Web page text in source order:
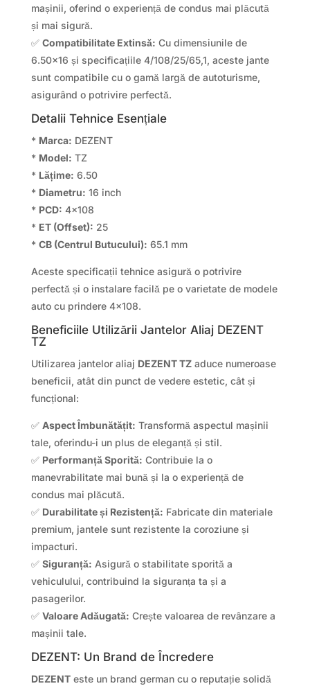
mașinii, oferind o experiență de condus mai plăcută
și mai sigură.
✅ Compatibilitate Extinsă: Cu dimensiunile de
6.50×16 și specificațiile 4/108/25/65,1, aceste jante
sunt compatibile cu o gamă largă de autoturisme,
asigurând o potrivire perfectă.
Detalii Tehnice Esențiale
* Marca: DEZENT
* Model: TZ
* Lățime: 6.50
* Diametru: 16 inch
* PCD: 4×108
* ET (Offset): 25
* CB (Centrul Butucului): 65.1 mm
Aceste specificații tehnice asigură o potrivire
perfectă și o instalare facilă pe o varietate de modele
auto cu prindere 4×108.
Beneficiile Utilizării Jantelor Aliaj DEZENT
TZ
Utilizarea jantelor aliaj DEZENT TZaduce numeroase
beneficii, atât din punct de vedere estetic, cât și
funcțional:
✅ Aspect Îmbunătățit: Transformă aspectul mașinii
tale, oferindu-i un plus de eleganță și stil.
✅ Performanță Sporită: Contribuie la o
manevrabilitate mai bună și la o experiență de
condus mai plăcută.
✅ Durabilitate și Rezistență: Fabricate din materiale
premium, jantele sunt rezistente la coroziune și
impacturi.
✅ Siguranță: Asigură o stabilitate sporită a
vehiculului, contribuind la siguranța ta și a
pasagerilor.
✅ Valoare Adăugată: Crește valoarea de revânzare a
mașinii tale.
DEZENT: Un Brand de Încredere
DEZENTeste un brand german cu o reputație solidă